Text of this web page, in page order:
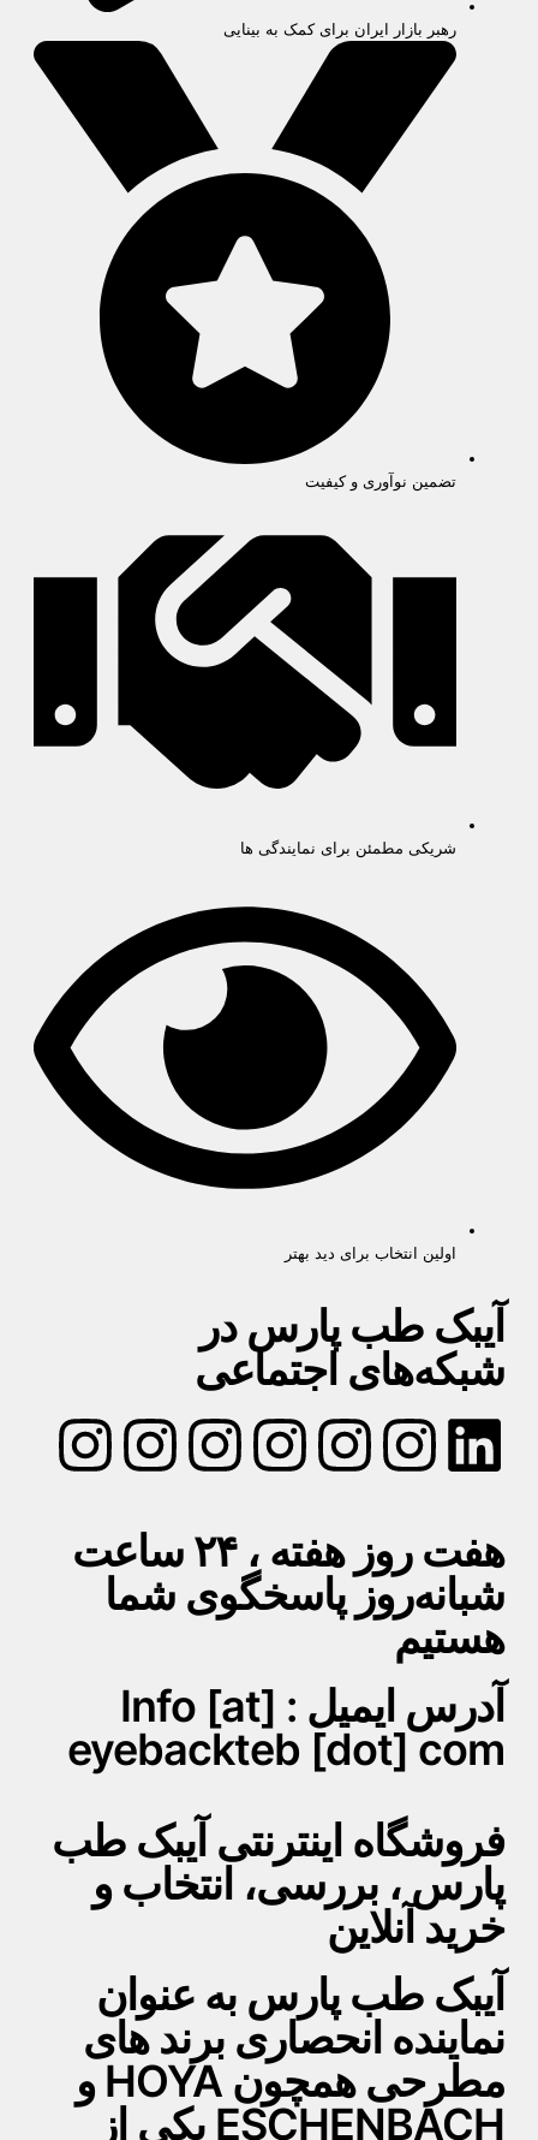
رهبر بازار ایران برای کمک به بینایی
تضمین نوآوری و کیفیت
شریکی مطمئن برای نمایندگی ها
اولین انتخاب برای دید بهتر
آیبک طب پارس در
شبکه‌های اجتماعی
هفت روز هفته ، ۲۴ ساعت
شبانه‌روز پاسخگوی شما
هستیم
آدرس ایمیل : Info [at]
eyebackteb [dot] com
فروشگاه اینترنتی آیبک طب
پارس ، بررسی، انتخاب و
خرید آنلاین
آیبک طب پارس به عنوان
نماینده انحصاری برند های
مطرحی همچون HOYA و
ESCHENBACH یکی از